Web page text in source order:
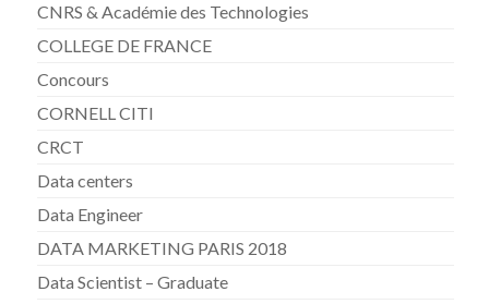
CNRS & Académie des Technologies
COLLEGE DE FRANCE
Concours
CORNELL CITI
CRCT
Data centers
Data Engineer
DATA MARKETING PARIS 2018
Data Scientist – Graduate